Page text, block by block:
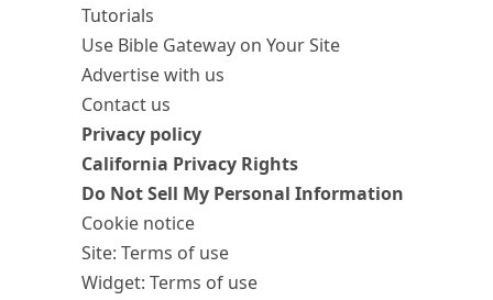
Tutorials
Use Bible Gateway on Your Site
Advertise with us
Contact us
Privacy policy
California Privacy Rights
Do Not Sell My Personal Information
Cookie notice
Site: Terms of use
Widget: Terms of use